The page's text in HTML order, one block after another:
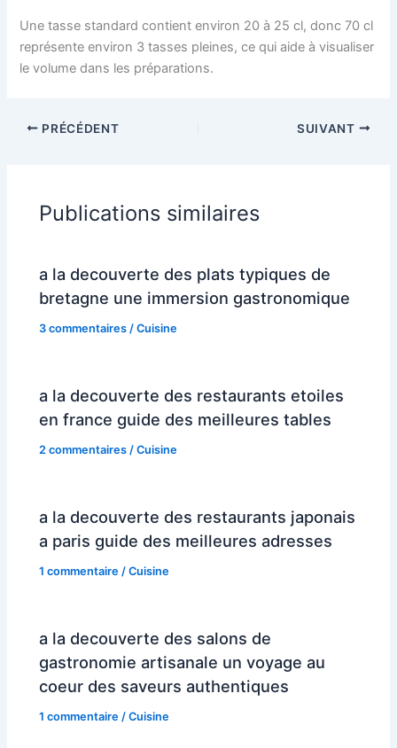
Une tasse standard contient environ 20 à 25 cl, donc 70 cl
représente environ 3 tasses pleines, ce qui aide à visualiser
le volume dans les préparations.
PRÉCÉDENT SUIVANT
Publications similaires
a la decouverte des plats typiques de
bretagne une immersion gastronomique
3 commentaires /Cuisine
a la decouverte des restaurants etoiles
en france guide des meilleures tables
2 commentaires /Cuisine
a la decouverte des restaurants japonais
a paris guide des meilleures adresses
1 commentaire /Cuisine
a la decouverte des salons de
gastronomie artisanale un voyage au
coeur des saveurs authentiques
1 commentaire /Cuisine